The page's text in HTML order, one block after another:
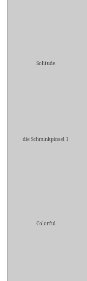
Solitude
die Schminkpinsel 1
Colorful